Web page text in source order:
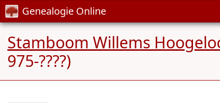
Genealogie Online
Stamboom Willems
975-????)